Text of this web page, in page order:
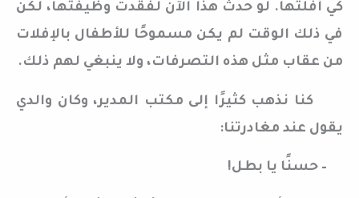
كي أفلتها. لو حدث هذا الآن لفقدت وظيفتها، لكن
في ذلك الوقت لم يكن مسموحًا للأطفال بالإفلات
من عقاب مثل هذه التصرفات، ولا ينبغي لهم ذلك.
كنا نذهب كثيرًا إلى مكتب المدير، وكان والدي
يقول عند مغادرتنا:
– حسنًا يا بطل!